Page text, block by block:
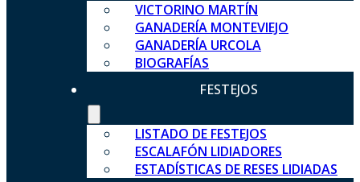
VICTORINO MARTÍN
GANADERÍA MONTEVIEJO
GANADERÍA URCOLA
BIOGRAFÍAS
FESTEJOS
LISTADO DE FESTEJOS
ESCALAFÓN LIDIADORES
ESTADÍSTICAS DE RESES LIDIADAS